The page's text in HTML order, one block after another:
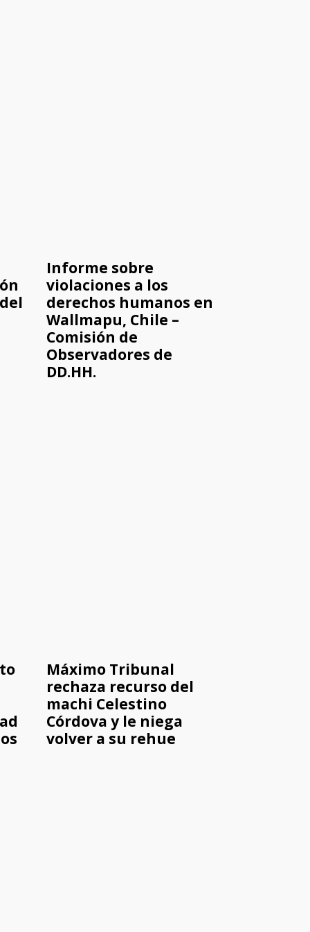
Informe sobre
violaciones a los
derechos humanos en
Wallmapu, Chile –
Comisión de
Observadores de
DD.HH.
Máximo Tribunal
rechaza recurso del
machi Celestino
Córdova y le niega
volver a su rehue